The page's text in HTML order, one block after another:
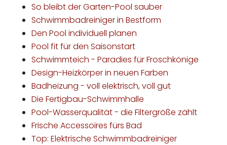
So bleibt der Garten-Pool sauber
Schwimmbadreiniger in Bestform
Den Pool individuell planen
Pool fit für den Saisonstart
Schwimmteich - Paradies für Froschkönige
Design-Heizkörper in neuen Farben
Badheizung - voll elektrisch, voll gut
Die Fertigbau-Schwimmhalle
Pool-Wasserqualität - die Filtergröße zählt
Frische Accessoires fürs Bad
Top: Elektrische Schwimmbadreiniger